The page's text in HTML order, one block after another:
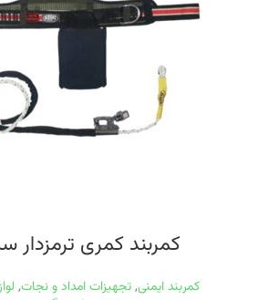
کمربند کمری ترمزدار
کمربند ایمنی, تجهیزات امداد و نجات,